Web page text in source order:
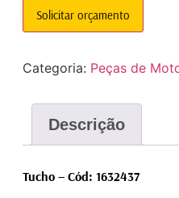
Solicitar orçamento
Categoria: Peças de
Descrição
Tucho – Cód: 1632437